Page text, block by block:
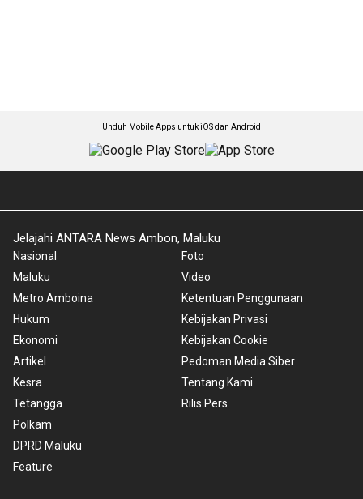
Unduh Mobile Apps untuk iOS dan Android
Jelajahi ANTARA News Ambon, Maluku
Nasional
Maluku
Metro Amboina
Hukum
Ekonomi
Artikel
Kesra
Tetangga
Polkam
DPRD Maluku
Feature
Foto
Video
Ketentuan Penggunaan
Kebijakan Privasi
Kebijakan Cookie
Pedoman Media Siber
Tentang Kami
Rilis Pers